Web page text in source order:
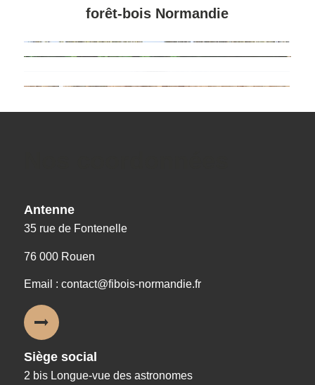
forêt-bois Normandie
Antenne
35 rue de Fontenelle
76 000 Rouen
Email : contact@fibois-normandie.fr
Siège social
2 bis Longue-vue des astronomes